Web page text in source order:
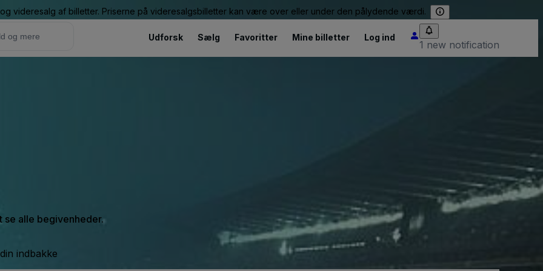
videresalg af billetter. Priserne på videresalgsbilletter kan være over eller under den pålydende værdi.
Udforsk Sælg Favoritter Mine billetter Log ind
1 new notification
alle begivenheder.
indbakke